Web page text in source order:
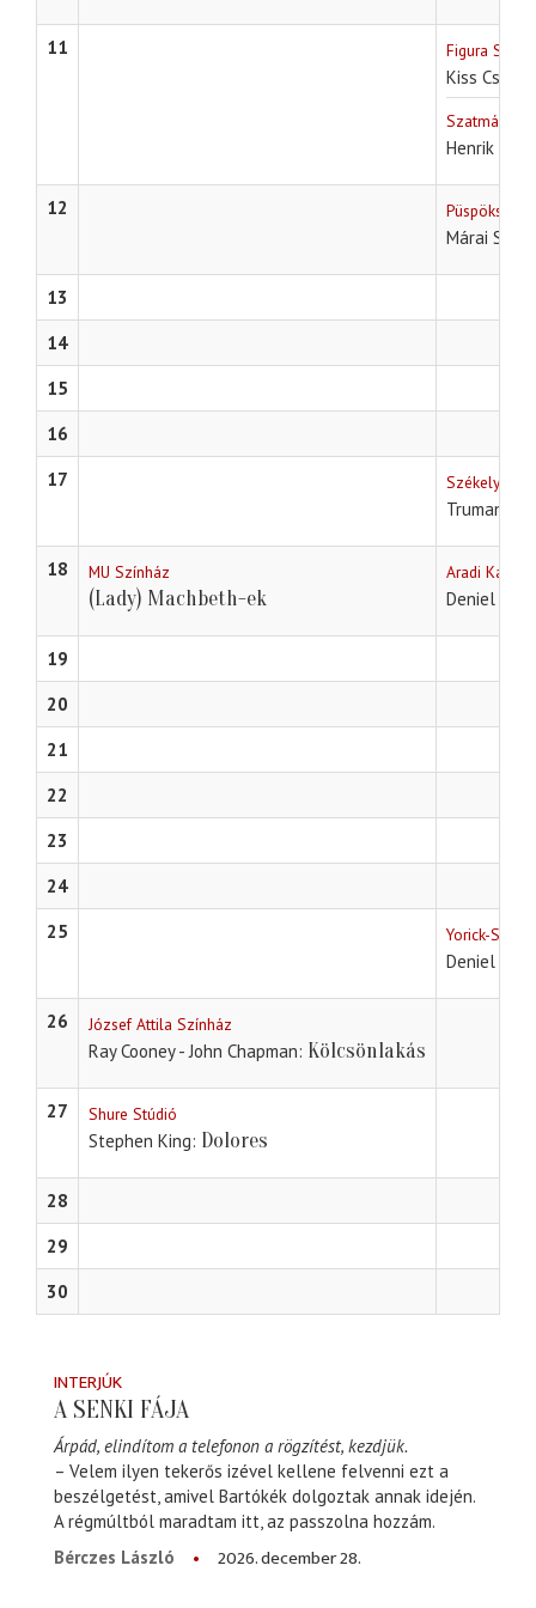
11 Figura
Kiss Csaba
Szatmári
Henrik
12 Püspökség,
Márai
13
14
15
16
17
Truman
18 MU Színház
(Lady) Machbeth-ek
Aradi
Deniel
19
20
21
22
23
24
25
Yorick-Stúdió
Deniel
26 József Attila Színház
Ray Cooney - John Chapman Kölcsönlakás
27 Shure Stúdió
Stephen King Dolores
28
29
30
INTERJÚK
A SENKI FÁJA
Árpád, elindítom a telefonon a rögzítést, kezdjük.
– Velem ilyen tekerős izével kellene felvenni ezt a
beszélgetést, amivel Bartókék dolgoztak annak idején.
A régmúltból maradtam itt, az passzolna hozzám.
Bérczes László
2026. december 28.